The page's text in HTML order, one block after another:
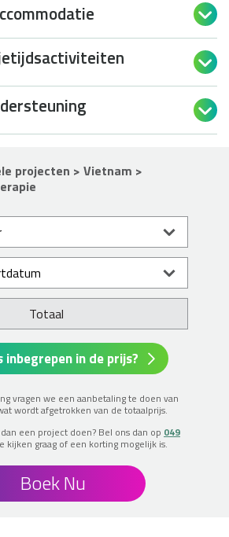



projecten > Vietnam >
Totaal
inbegrepen in de prijs?
vragen we een aanbetaling te doen van
wordt afgetrokken van de totaalprijs.
een project doen? Bel ons dan op 049
kijken graag of een korting mogelijk is.
Boek Nu